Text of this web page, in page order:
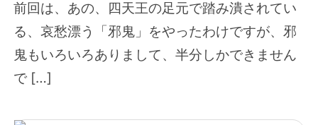
前回は、あの、四天王の足元で踏み潰されてい
る、哀愁漂う「邪鬼」をやったわけですが、邪
鬼もいろいろありまして、半分しかできません
で […]